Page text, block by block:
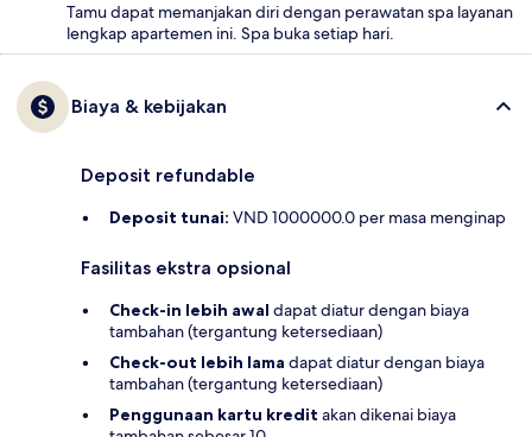
Tamu dapat memanjakan diri dengan perawatan spa layanan
lengkap apartemen ini. Spa buka setiap hari.
Biaya & kebijakan
Deposit refundable
Deposit tunai: VND 1000000.0 per masa menginap
Fasilitas ekstra opsional
Check-in lebih awal dapat diatur dengan biaya
tambahan (tergantung ketersediaan)
Check-out lebih lama dapat diatur dengan biaya
tambahan (tergantung ketersediaan)
Penggunaan kartu kredit akan dikenai biaya